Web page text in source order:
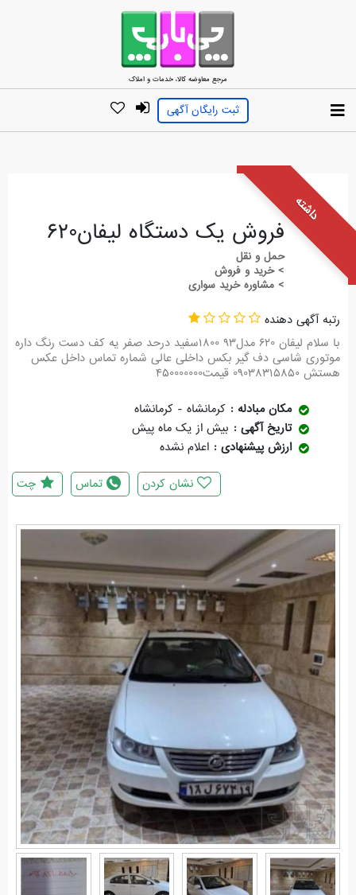
مرجع معاوضه کالا، خدمات و املاک
ثبت رایگان آگهی
داشته
فروش یک دستگاه لیفان۶۲۰
حمل و نقل
> خرید و فروش
> مشاوره خرید سواری
رتبه آگهی دهنده
با سلام لیفان ۶۲۰ مدل۹۳ ۱۸۰۰سفید درحد صفر یه کف دست رنگ داره
موتوری شاسی دف گیر بکس داخلی عالی شماره تماس داخل عکس
هستش ۰۹۰۳۸۳۱۵۸۵۰ قیمت۴۵۰۰۰۰۰۰۰
مکان مبادله
کرمانشاه - کرمانشاه
تاریخ آگهی
بیش از یک ماه پیش
ارزش پیشنهادی
اعلام نشده
چت تماس نشان کردن